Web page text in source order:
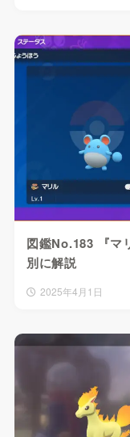
図鑑No.183 『マ
別に解説
2025年4月1日